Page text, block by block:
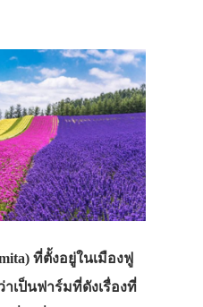
ที่ตั้งอยู่ในเมืองฟู
าเป็นฟาร์มที่ดังเรื่องที่